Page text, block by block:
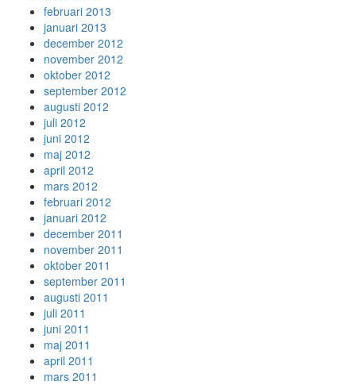
februari 2013
januari 2013
december 2012
november 2012
oktober 2012
september 2012
augusti 2012
juli 2012
juni 2012
maj 2012
april 2012
mars 2012
februari 2012
januari 2012
december 2011
november 2011
oktober 2011
september 2011
augusti 2011
juli 2011
juni 2011
maj 2011
april 2011
mars 2011